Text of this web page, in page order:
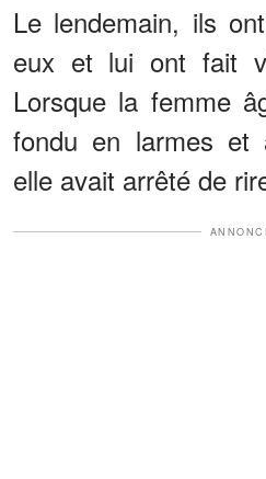
Le lendemain, ils
eux et lui ont fait
Lorsque la femme
fondu en larmes et
elle avait arrêté de